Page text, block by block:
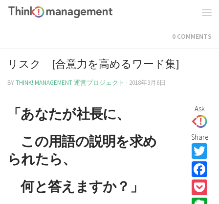
0 COMMENTS
リスク [合意力を高めるワード集]
BYTHINK! MANAGEMENT 運営プロジェクト · 2018年3月6日
「あなたが社長に、
この用語の説明を求め
られたら、
何と答えますか？」
Ask
Share